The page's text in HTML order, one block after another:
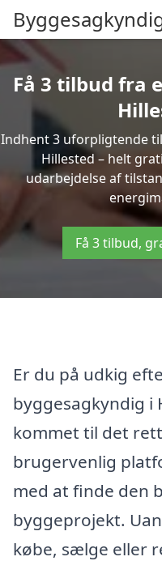
Få 3 tilbud fra
Indhent 3 uforpligtende
Hillested – helt
udarbejdelse af
Få 3 tilbud,
Er du på udkig
byggesagkyndig i
kommet til det
brugervenlig
med at finde den
byggeprojekt.
købe, sælge eller